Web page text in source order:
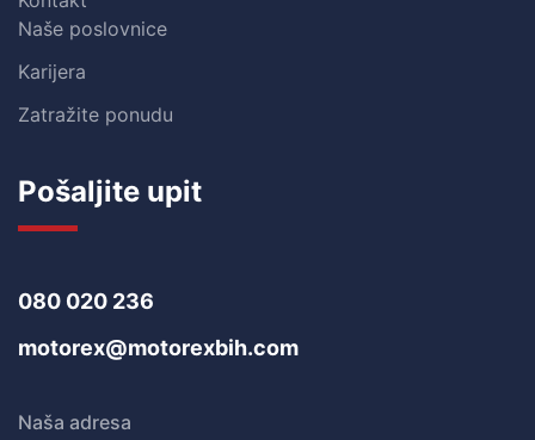
Naše poslovnice
Karijera
Zatražite ponudu
Pošaljite upit
080 020 236
motorex@motorexbih.com
Naša adresa